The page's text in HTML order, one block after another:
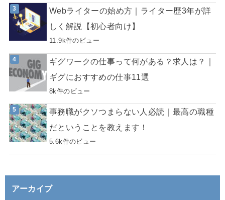
Webライターの始め方｜ライター歴3年が詳
しく解説【初心者向け】
11.9k件のビュー
ギグワークの仕事って何がある？求人は？｜
ギグにおすすめの仕事11選
8k件のビュー
事務職がクソつまらない人必読｜最高の職種
だということを教えます！
5.6k件のビュー
アーカイブ